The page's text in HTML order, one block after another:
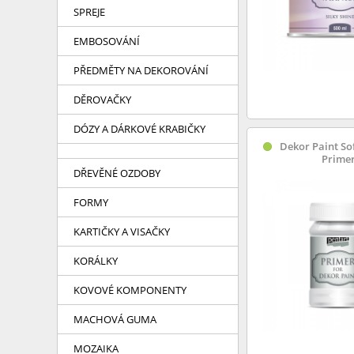
SPREJE
EMBOSOVÁNÍ
PŘEDMĚTY NA DEKOROVÁNÍ
DĚROVAČKY
DÓZY A DÁRKOVÉ KRABIČKY
DŘEVĚNÉ OZDOBY
FORMY
KARTIČKY A VISAČKY
KORÁLKY
KOVOVÉ KOMPONENTY
MACHOVÁ GUMA
MOZAIKA
Dekor Paint